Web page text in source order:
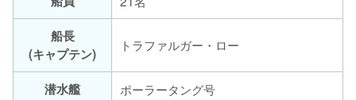
船長
(キャプテン)
トラファルガー・ロー
潜水艦
ポーラータング号